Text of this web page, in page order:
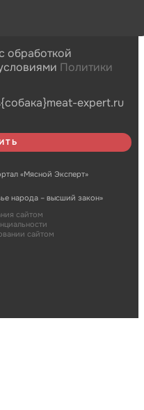
обработкой
Политики
expert.ru
«Мясной Эксперт»
народа – высший закон»
сайтом
сайтом